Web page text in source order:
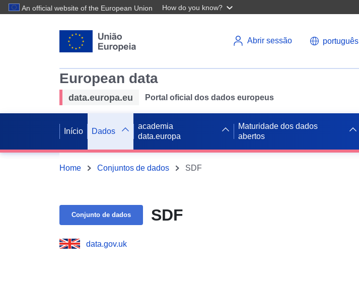
An official website of the European Union How do you know?
Abrir sessão português
European data
data.europa.eu Portal oficial dos dados europeus
Início Dados
academia
data.europa
Maturidade dos dados
abertos
Home Conjuntos de dados SDF
Conjunto de dados SDF
data.gov.uk